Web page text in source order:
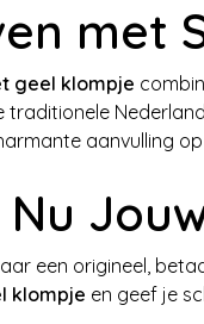
met
geel klompje
traditionele
aanvulling
een origineel,
klompje en geef je